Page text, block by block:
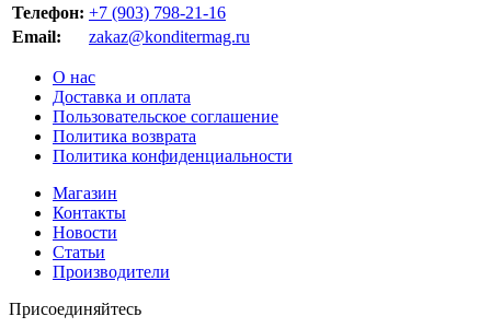
Телефон: +7 (903) 798-21-16
Email:
zakaz@konditermag.ru
О нас
Доставка и оплата
Пользовательское соглашение
Политика возврата
Политика конфиденциальности
Магазин
Контакты
Новости
Статьи
Производители
Присоединяйтесь